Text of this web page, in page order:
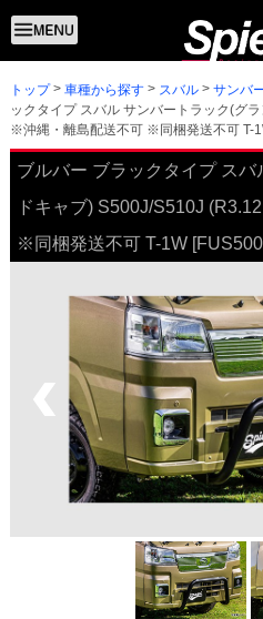
トップ 車種から探す スバル サンバ
ックタイプ スバル サンバートラック(グ
※沖縄・離島配送不可 ※同梱発送不可 T-
ブルバー ブラックタイプ ス
ドキャブ) S500J/S510J
※同梱発送不可 T-1W